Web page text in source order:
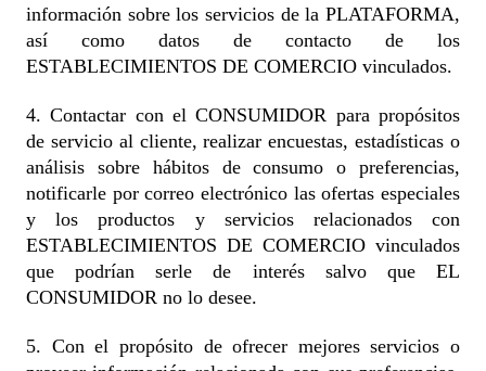
información sobre los servicios de la PLATAFORMA,
así como datos de contacto de los
ESTABLECIMIENTOS DE COMERCIO vinculados.
4. Contactar con el CONSUMIDOR para propósitos
de servicio al cliente, realizar encuestas, estadísticas o
análisis sobre hábitos de consumo o preferencias,
notificarle por correo electrónico las ofertas especiales
y los productos y servicios relacionados con
ESTABLECIMIENTOS DE COMERCIO vinculados
que podrían serle de interés salvo que EL
CONSUMIDOR no lo desee.
5. Con el propósito de ofrecer mejores servicios o